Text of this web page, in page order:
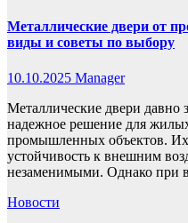
Металлические двери от
виды и советы по выбору
10.10.2025 Manager
Металлические двери давно
надежное решение для
промышленных объектов. Их
устойчивость к внешним
незаменимыми. Однако при
Новости